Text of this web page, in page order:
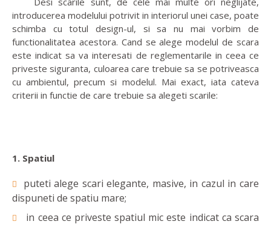
introducerea modelului potrivit in interiorul unei case, poate
schimba cu totul design-ul, si sa nu mai vorbim de
functionalitatea acestora. Cand se alege modelul de scara
este indicat sa va interesati de reglementarile in ceea ce
priveste siguranta, culoarea care trebuie sa se potriveasca
cu ambientul, precum si modelul. Mai exact, iata cateva
criterii in functie de care trebuie sa alegeti scarile:
1. Spatiul
puteti alege scari elegante, masive, in cazul in care
dispuneti de spatiu mare;
in ceea ce priveste spatiul mic este indicat ca scara